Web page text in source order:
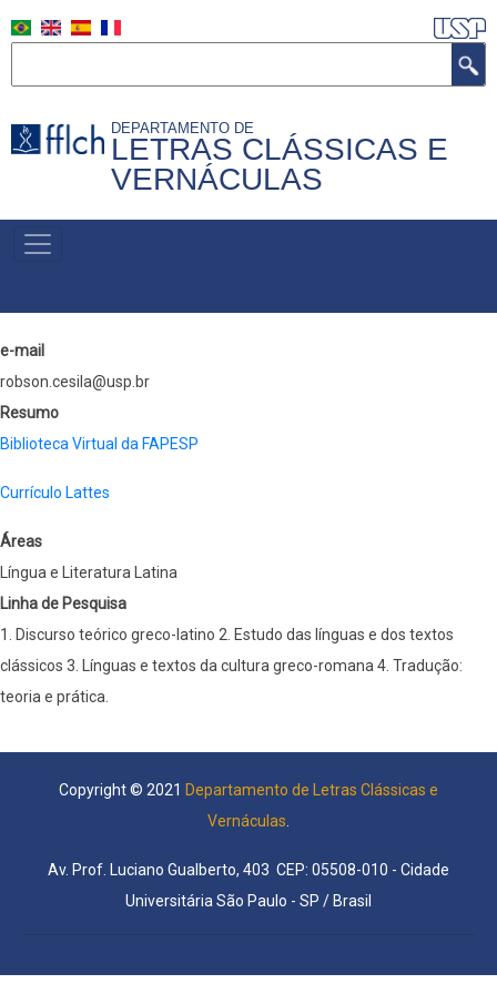
to
DEPARTAMENTO DE
LETRAS CLÁSSICAS E
VERNÁCULAS
MENU
e-mail
robson.cesila@usp.br
Resumo
Biblioteca Virtual da FAPESP
Currículo Lattes
Áreas
Língua e Literatura Latina
Linha de Pesquisa
1. Discurso teórico greco-latino 2. Estudo das línguas e dos textos
clássicos 3. Línguas e textos da cultura greco-romana 4. Tradução:
teoria e prática.
Copyright © 2021 Departamento de Letras Clássicas e
Vernáculas
Av. Prof. Luciano Gualberto, 403 CEP: 05508-010 - Cidade
Universitária São Paulo - SP / Brasil